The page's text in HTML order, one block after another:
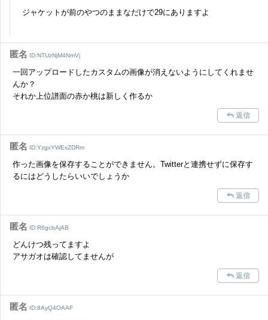
ジャケットが前のやつのままなだけで29にありますよ
匿名 ID:NTUzNjM4NmVj
一回アップロードしたカスタムの画像が消えないようにしてくれませ
んか？
それか上位譜面の赤か桃は新しく作るか
返信
匿名 ID:YzgxYWExZDRm
作った画像を保存することができません。Twitterと連携せずに保存す
るにはどうしたらいいでしょうか
返信
匿名 ID:R6gcbAjAB
どんけつ残ってますよ
アサガオは確認してませんが
返信
匿名 ID:8AyQ4OAAF